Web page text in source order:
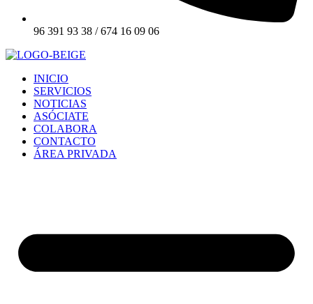
96 391 93 38 / 674 16 09 06
INICIO
SERVICIOS
NOTICIAS
ASÓCIATE
COLABORA
CONTACTO
ÁREA PRIVADA